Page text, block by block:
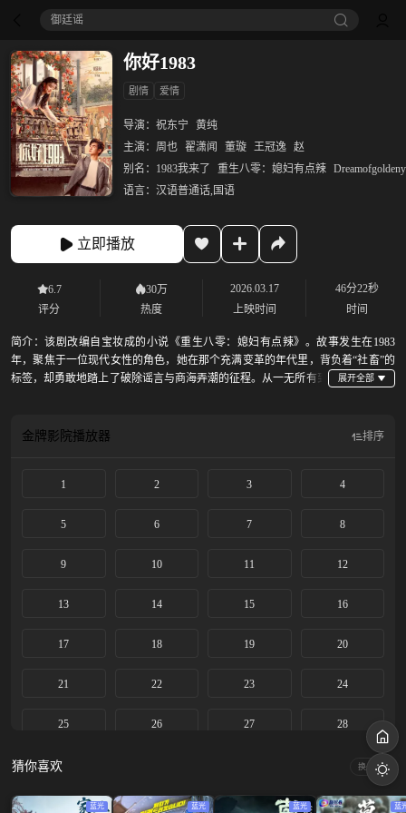
御廷谣‎
你好1983
剧情 爱情
导演： 祝东宁
黄纯
主演： 周也 翟潇闻 董璇 王冠逸 赵
别名： 1983我来了 重生八零：媳妇有点辣
语言： 汉语普通话,国语
立即播放
6.7
评分
30万
热度
2026.03.17
上映时间
46分22秒
时间
简介：该剧改编自宝妆成的小说《重生八零：媳妇有点辣》。故事发生在1983
年，聚焦于一位现代女性的角色，她在那个充满变革的年代里，背负着“社畜”的
标签，却勇敢地踏上了破除谣言与商海弄潮的征程。从一无所有到
程中，她不仅改变了自己的命运，还帮助周围的人解决了难题，共同书写了一段
不屈不挠的精神，实现从困顿到辉煌的华丽转身。
金牌影院播放器 排序
1 2 3 4
5 6 7 8
9 10 11 12
13 14 15 16
17 18 19 20
21 22 23 24
25 26 27 28
29
34 36
猜你喜欢 换一换
蓝光 蓝光 蓝光 蓝